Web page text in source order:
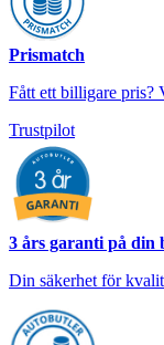
Prismatch
Fått ett billigare pris?
Trustpilot
3 års garanti på din
Din säkerhet för